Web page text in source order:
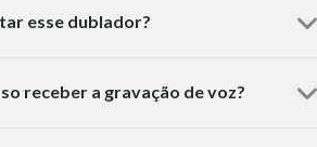
esse dublador?
receber a gravação de voz?